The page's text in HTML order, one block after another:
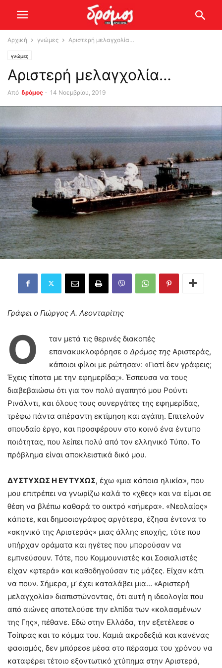
Αρχική γνώμες Αριστερή μελαγχολία…
γνώμες
Αριστερή μελαγχολία…
Από δρόμος - 14 Νοεμβρίου, 2019
Γράφει ο Γιώργος Α. Λεονταρίτης
Ό
ταν μετά τις θερινές διακοπές
επανακυκλοφόρησε ο Δρόμος της Αριστεράς,
κάποιοι φίλοι με ρώτησαν: «Γιατί δεν γράφεις;
Έχεις τίποτα με την εφημερίδα;». Έσπευσα να τους
διαβεβαιώσω ότι για τον πολύ αγαπητό μου Ρούντι
Ρινάλντι, και όλους τους συνεργάτες της εφημερίδας,
τρέφω πάντα απέραντη εκτίμηση και αγάπη. Επιτελούν
σπουδαίο έργο, και προσφέρουν στο κοινό ένα έντυπο
ποιότητας, που λείπει πολύ από τον ελληνικό Τύπο. Το
πρόβλημα είναι αποκλειστικά δικό μου.
ΔΥΣΤΥΧΩΣ Η ΕΥΤΥΧΩΣ, έχω «μια κάποια ηλικία», που
μου επιτρέπει να γνωρίζω καλά το «χθες» και να είμαι σε
θέση να βλέπω καθαρά το οικτρό «σήμερα». «Νεολαίος»
κάποτε, και δημοσιογράφος αργότερα, έζησα έντονα το
«σκηνικό της Αριστεράς» μιας άλλης εποχής, τότε που
υπήρχαν οράματα και ηγέτες που μπορούσαν να
εμπνεύσουν. Τότε, που Κομμουνιστές και Σοσιαλιστές
είχαν «φτερά» και καθοδηγούσαν τις μάζες. Είχαν κάτι
να πουν. Σήμερα, μ’ έχει καταλάβει μια… «Αριστερή
μελαγχολία» διαπιστώνοντας, ότι αυτή η ιδεολογία που
από αιώνες αποτελούσε την ελπίδα των «κολασμένων
της Γης», πέθανε. Εδώ στην Ελλάδα, την εξετέλεσε ο
Τσίπρας και το κόμμα του. Καμιά ακροδεξιά και κανένας
φασισμός, δεν μπόρεσε μέσα στο πέρασμα του χρόνου να
καταφέρει τέτοιο εξοντωτικό χτύπημα στην Αριστερά,